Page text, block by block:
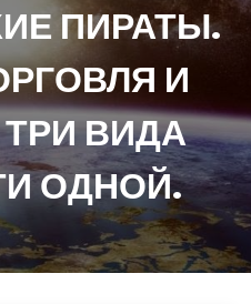
ПИРАТЫ.
И
ВИДА
ОДНОЙ.